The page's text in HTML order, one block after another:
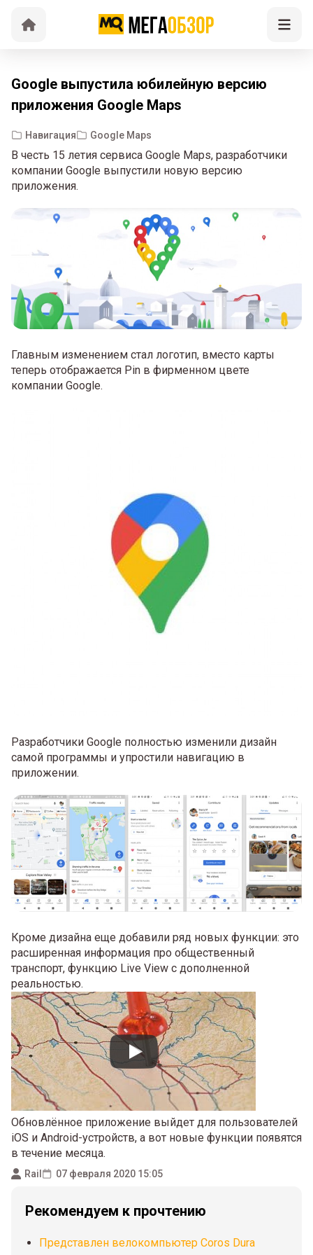
Google выпустила юбилейную версию
приложения Google Maps
Навигация Google Maps
В честь 15 летия сервиса Google Maps, разработчики
компании Google выпустили новую версию
приложения.
Главным изменением стал логотип, вместо карты
теперь отображается Pin в фирменном цвете
компании Google.
Разработчики Google полностью изменили дизайн
самой программы и упростили навигацию в
приложении.
Кроме дизайна еще добавили ряд новых функции: это
расширенная информация про общественный
транспорт, функцию Live View с дополненной
реальностью.
Обновлённое приложение выйдет для пользователей
iOS и Android-устройств, а вот новые функции появятся
в течение месяца.
Rail 07 февраля 2020 15:05
Рекомендуем к прочтению
Представлен велокомпьютер Coros Dura